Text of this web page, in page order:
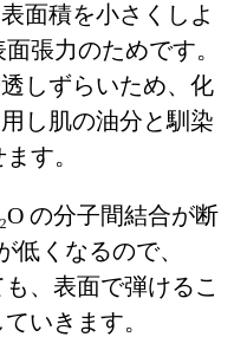
面積を小さくしよ
張力のためです。
しずらいため、化
し肌の油分と馴染
す。
の分子間結合が断
低くなるので、
、表面で弾けるこ
いきます。